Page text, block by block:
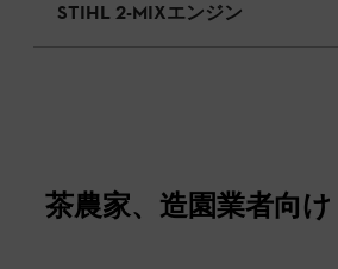
STIHL 2-MIXエンジン
茶農家、造園業者向け